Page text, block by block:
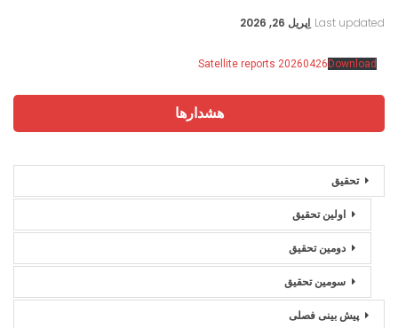
Last updated اِپریل 26, 2026
Satellite reports 20260426Download
هشدارها
تحقیق
اولین تحقیق
دومین تحقیق
سومین تحقیق
پیش بینی فصلی